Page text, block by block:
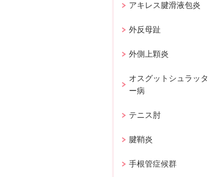
アキレス腱滑液包炎
外反母趾
外側上顆炎
オスグットシュラッタ
ー病
テニス肘
腱鞘炎
手根管症候群